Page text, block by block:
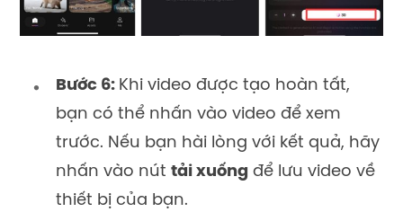
Bước 6: Khi video được tạo hoàn tất,
bạn có thể nhấn vào video để xem
trước. Nếu bạn hài lòng với kết quả, hãy
nhấn vào nút tải xuống để lưu video về
thiết bị của bạn.